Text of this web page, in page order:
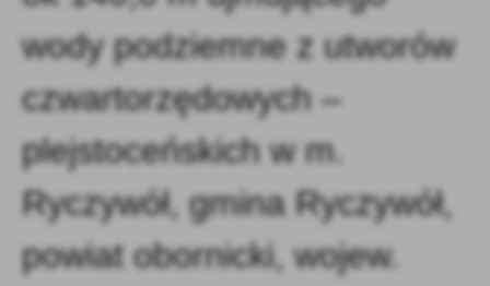
wody podziemne z utworów
czwartorzędowych –
plejstoceńskich w m.
Ryczywół, gmina Ryczywół,
powiat obornicki, wojew.